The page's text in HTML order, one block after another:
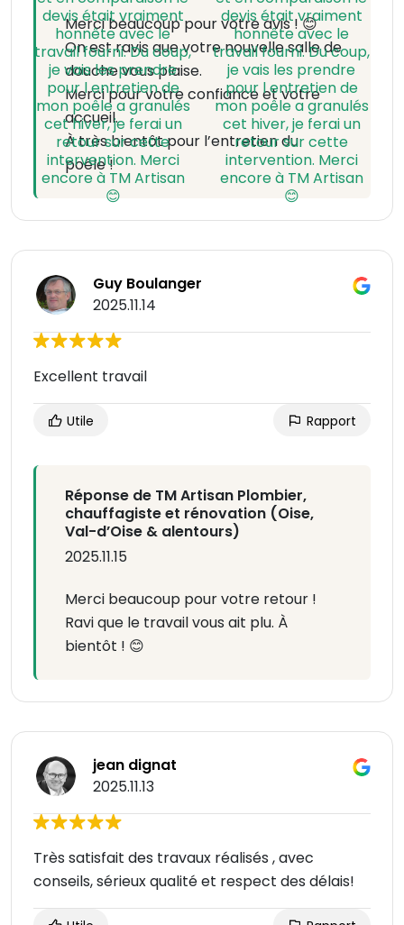
Merci beaucoup pour votre avis ! 😊
On est ravis que votre nouvelle salle de
douche vous plaise.
Merci pour votre confiance et votre
accueil.
À très bientôt pour l’entretien du
poêle !
Guy Boulanger
2025.11.14
Excellent travail
Utile Rapport
Réponse de TM Artisan Plombier,
chauffagiste et rénovation (Oise,
Val-d’Oise & alentours)
2025.11.15
Merci beaucoup pour votre retour !
Ravi que le travail vous ait plu. À
bientôt ! 😊
jean dignat
2025.11.13
Très satisfait des travaux réalisés , avec
conseils, sérieux qualité et respect des délais!